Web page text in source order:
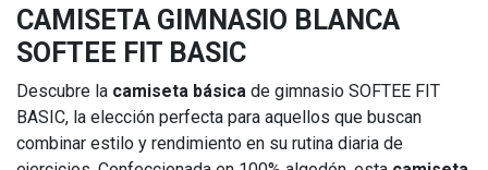
CAMISETA GIMNASIO BLANCA
SOFTEE FIT BASIC
Descubre la camiseta básica de gimnasio SOFTEE FIT
BASIC, la elección perfecta para aquellos que buscan
combinar estilo y rendimiento en su rutina diaria de